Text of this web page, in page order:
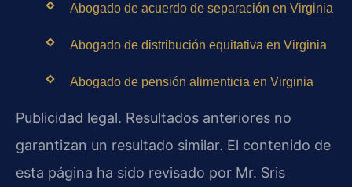
Abogado de acuerdo de separación en Virginia
Abogado de distribución equitativa en Virginia
Abogado de pensión alimenticia en Virginia
Publicidad legal. Resultados anteriores no
garantizan un resultado similar. El contenido de
esta página ha sido revisado por Mr. Sris